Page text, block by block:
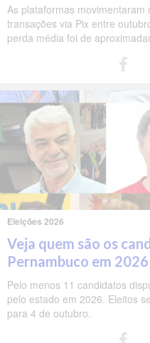
As plataformas movimentaram
transações via Pix entre
perda média foi de
Eleições 2026
Veja quem são os
Pernambuco em 2026
Pelo menos 11 candidatos
pelo estado em 2026. Eleitos
para 4 de outubro.